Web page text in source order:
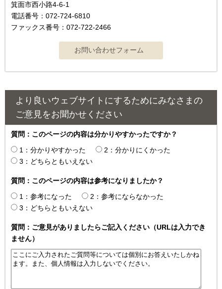
箕面市西小路4‐6‐1
電話番号：072-724-6810
ファックス番号：072-722-2466
より良いウェブサイトにするためにみなさまの
ご意見をお聞かせください
質問：このページの内容は分かりやすかったですか？
1：分かりやすかった
2：分かりにくかった
3：どちらともいえない
質問：このページの内容は参考になりましたか？
1：参考になった
2：参考にならなかった
3：どちらともいえない
質問：ご意見がありましたらご記入ください（URLは入力でき
ません）